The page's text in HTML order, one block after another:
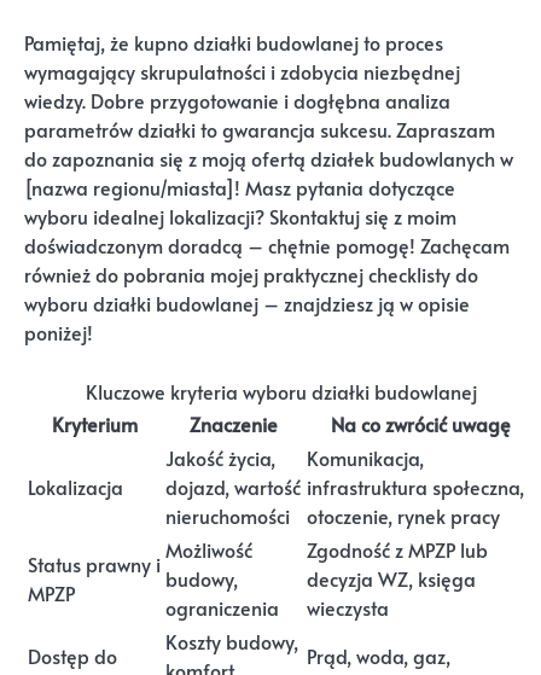
Pamiętaj, że kupno działki budowlanej to proces
wymagający skrupulatności i zdobycia niezbędnej
wiedzy. Dobre przygotowanie i dogłębna analiza
parametrów działki to gwarancja sukcesu. Zapraszam
do zapoznania się z moją ofertą działek budowlanych w
[nazwa regionu/miasta]! Masz pytania dotyczące
wyboru idealnej lokalizacji? Skontaktuj się z moim
doświadczonym doradcą – chętnie pomogę! Zachęcam
również do pobrania mojej praktycznej checklisty do
wyboru działki budowlanej – znajdziesz ją w opisie
poniżej!
Kluczowe kryteria wyboru działki budowlanej
Kryterium
Znaczenie Na co zwrócić uwagę
Lokalizacja
Jakość życia,
dojazd, wartość
nieruchomości
Komunikacja,
infrastruktura społeczna,
otoczenie, rynek pracy
Status prawny i
MPZP
Możliwość
budowy,
ograniczenia
Zgodność z MPZP lub
decyzja WZ, księga
wieczysta
Dostęp do
Koszty budowy,
Prąd, woda, gaz,